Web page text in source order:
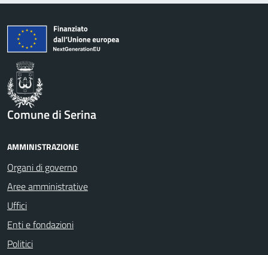
Comune di Serina
AMMINISTRAZIONE
Organi di governo
Aree amministrative
Uffici
Enti e fondazioni
Politici